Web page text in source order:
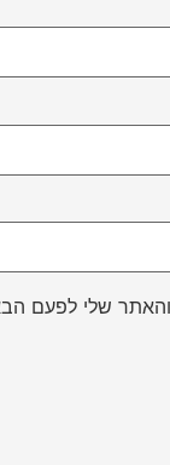
שלי לפעם